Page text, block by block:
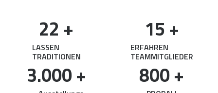
LASSEN
TRADITIONEN
22 +
ERFAHREN
TEAMMITGLIEDER
15 +
3.000 + 800 +